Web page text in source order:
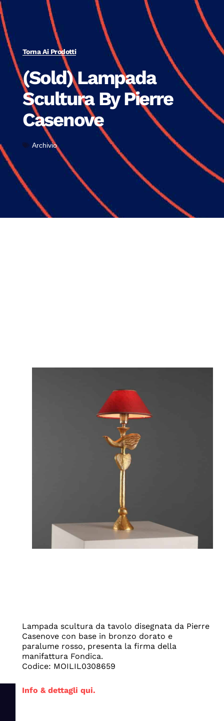
Torna Ai Prodotti
(Sold) Lampada
Scultura By Pierre
Casenove
Archivio
Lampada scultura da tavolo disegnata da Pierre
Casenove con base in bronzo dorato e
paralume rosso, presenta la firma della
manifattura Fondica.
Codice: MOILIL0308659
Info & dettagli qui.